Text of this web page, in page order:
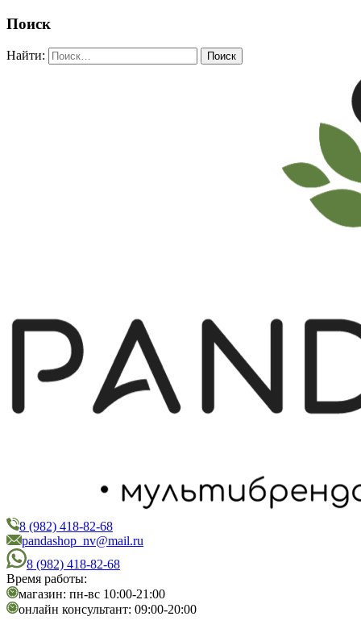
Поиск
Найти:
PandaShop
Интернет-магазин косметики
8 (982) 418-82-68
pandashop_nv@mail.ru
8 (982) 418-82-68
Время работы:
магазин: пн-вс 10:00-21:00
онлайн консультант: 09:00-20:00